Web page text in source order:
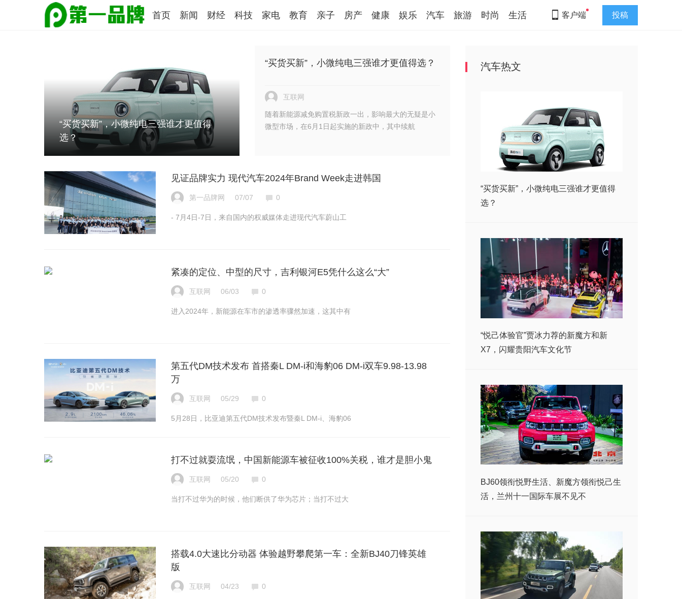
首页 新闻 财经 科技 家电 教育 亲子 房产 健康 娱乐 汽车 旅游 时尚 生活 客户端 投稿
“买货买新”，小微纯电三强谁才更值得
选？
“买货买新”，小微纯电三强谁才更值得选？
互联网
随着新能源减免购置税新政一出，影响最大的无疑是小
微型市场，在6月1日起实施的新政中，其中续航
见证品牌实力 现代汽车2024年Brand Week走进韩国
第一品牌网 07/07 0
- 7月4日-7日，来自国内的权威媒体走进现代汽车蔚山工
紧凑的定位、中型的尺寸，吉利银河E5凭什么这么“大”
互联网 06/03 0
进入2024年，新能源在车市的渗透率骤然加速，这其中有
第五代DM技术发布 首搭秦L DM-i和海豹06 DM-i双车9.98-13.98
万
互联网 05/29 0
5月28日，比亚迪第五代DM技术发布暨秦L DM-i、海豹06
打不过就耍流氓，中国新能源车被征收100%关税，谁才是胆小鬼
互联网 05/20 0
当打不过华为的时候，他们断供了华为芯片；当打不过大
搭载4.0大速比分动器 体验越野攀爬第一车：全新BJ40刀锋英雄
版
互联网 04/23 0
汽车热文
“买货买新”，小微纯电三强谁才更值得
选？
“悦己体验官”贾冰力荐的新魔方和新
X7，闪耀贵阳汽车文化节
BJ60领衔悦野生活、新魔方领衔悦己生
活，兰州十一国际车展不见不